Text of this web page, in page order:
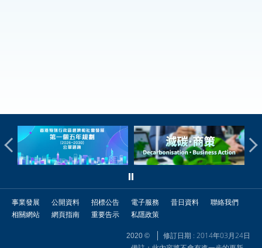
事業發展 公開資料 招標公告 電子服務 昔日資料
聯絡我們
相關網站
網頁指南 重要告示 私隱政策
2020 ©
修訂日期 : 2014年03月24日